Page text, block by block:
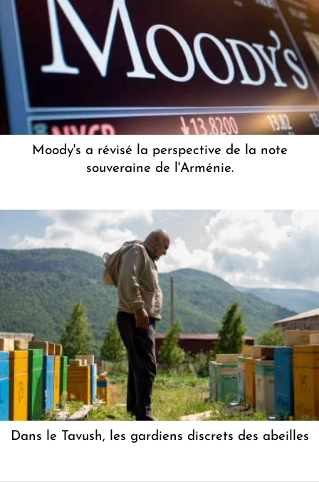
Moody's a révisé la perspective de la note
souveraine de l'Arménie.
Dans le Tavush, les gardiens discrets des abeilles